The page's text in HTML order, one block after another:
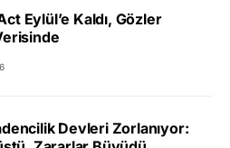
Eylül’e Kaldı, Gözler
Devleri Zorlanıyor: